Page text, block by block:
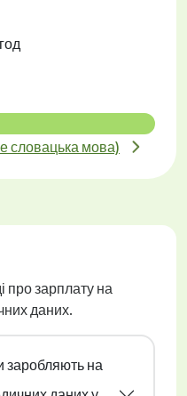
словацька мова)
про зарплату на
даних.
заробляють на